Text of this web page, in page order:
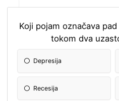
Koji pojam označava
tokom dva
Depresija
Recesija